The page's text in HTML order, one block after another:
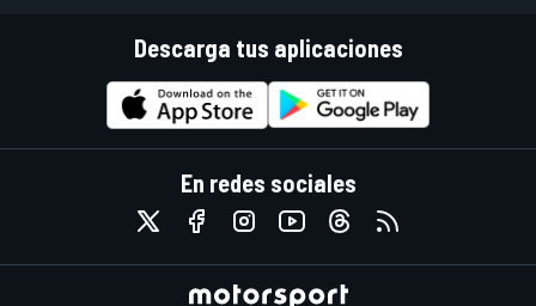
Descarga tus aplicaciones
En redes sociales